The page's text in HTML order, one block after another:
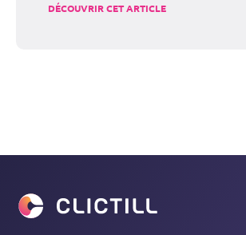
DÉCOUVRIR CET ARTICLE